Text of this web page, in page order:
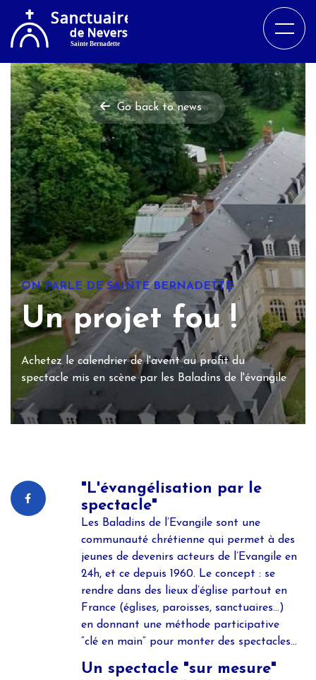
Go back to news
ON PARLE DE SAINTE BERNADETTE
Un projet fou !
Achetez le calendrier de l'avent au profit du
spectacle mis en scène par les Baladins de l'évangile
"L'évangélisation par le
spectacle"
Les Baladins de l’Evangile sont une
communauté chrétienne qui permet à des
jeunes de devenirs acteurs de l’Evangile en
24h, et ce depuis 1960. Le concept : se
rendre dans des lieux d’église partout en
France (églises, paroisses, sanctuaires...)
en donnant une méthode participative
“clé en main” pour monter des spectacles...
Un spectacle "sur mesure"